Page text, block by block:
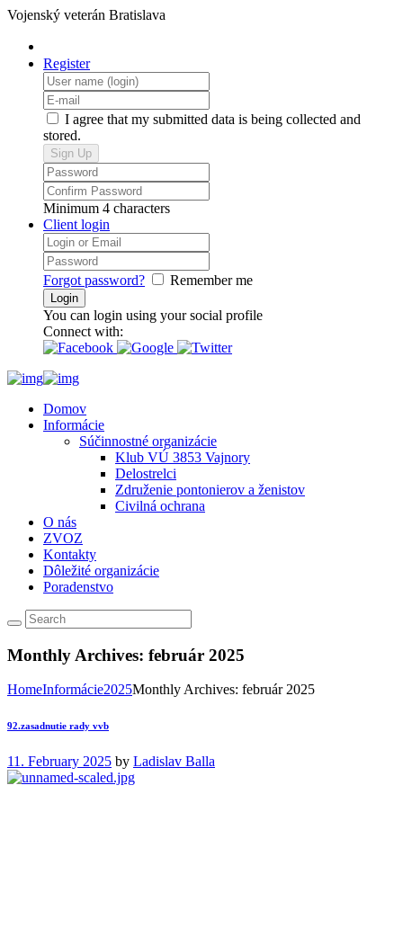
Vojenský veterán Bratislava
Register
I agree that my submitted data is being collected and
stored.
Minimum 4 characters
Client login
Forgot password? Remember me
You can login using your social profile
Connect with:
Domov
Informácie
Súčinnostné organizácie
Klub VÚ 3853 Vajnory
Delostrelci
Združenie pontonierov a ženistov
Civilná ochrana
O nás
ZVOZ
Kontakty
Dôležité organizácie
Poradenstvo
Monthly Archives: február 2025
HomeInformácie2025Monthly Archives: február 2025
92.zasadnutie rady vvb
11. February 2025 by Ladislav Balla